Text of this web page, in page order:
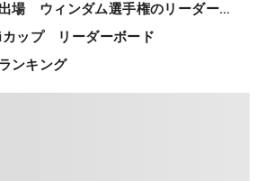
松山英樹ら出場 ウィンダム選手権のリーダーボード
ップ リーダーボード
ンキング